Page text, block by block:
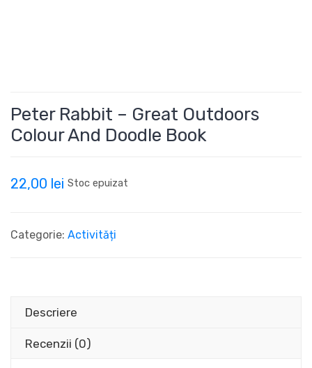
Peter Rabbit – Great Outdoors
Colour And Doodle Book
22,00 lei Stoc epuizat
Categorie: Activități
Descriere
Recenzii (0)